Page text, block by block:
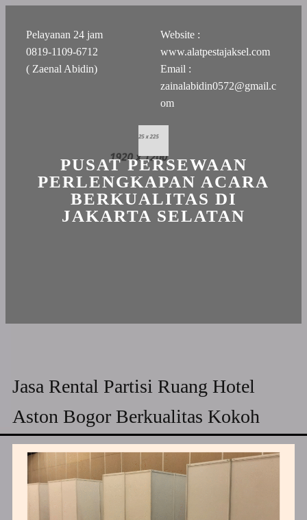
Pelayanan 24 jam
0819-1109-6712
( Zaenal Abidin)
Website :
www.alatpestajaksel.com
Email :
zainalabidin0572@gmail.c
om
PUSAT PERSEWAAN
PERLENGKAPAN ACARA
BERKUALITAS DI
JAKARTA SELATAN
Jasa Rental Partisi Ruang Hotel
Aston Bogor Berkualitas Kokoh